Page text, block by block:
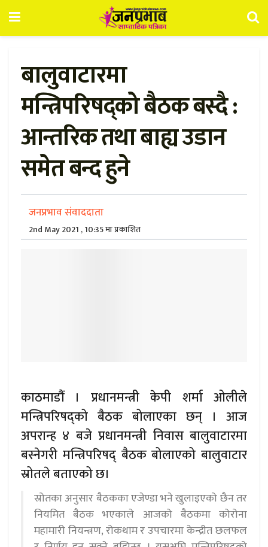
बालुवाटारमा
मन्त्रिपरिषद्को बैठक बस्दै :
आन्तरिक तथा बाह्य उडान
समेत बन्द हुने
जनप्रभाव संवाददाता
2nd May 2021 , 10:35 मा प्रकाशित
काठमाडौं । प्रधानमन्त्री केपी शर्मा ओलीले
मन्त्रिपरिषद्को बैठक बोलाएका छन् । आज
अपरान्ह ४ बजे प्रधानमन्त्री निवास बालुवाटारमा
बस्नेगरी मन्त्रिपरिषद् बैठक बोलाएको बालुवाटार
स्रोतले बताएको छ।
स्रोतका अनुसार बैठकका एजेण्डा भने खुलाइएको छैन तर
नियमित बैठक भएकाले आजको बैठकमा कोरोना
महामारी नियन्त्रण, रोकथाम र उपचारमा केन्द्रीत छलफल